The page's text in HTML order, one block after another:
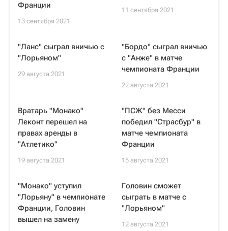
Франции
13 сентября 2021
11 сентября 2021
"Ланс" сыграл вничью с
"Лорьяном"
29 августа 2021
"Бордо" сыграл вничью
с "Анже" в матче
чемпионата Франции
22 августа 2021
Вратарь "Монако"
Леконт перешел на
правах аренды в
"Атлетико"
19 августа 2021
"ПСЖ" без Месси
победил "Страсбур" в
матче чемпионата
Франции
15 августа 2021
"Монако" уступил
"Лорьяну" в чемпионате
Франции, Головин
вышел на замену
Головин сможет
сыграть в матче с
"Лорьяном"
12 августа 2021